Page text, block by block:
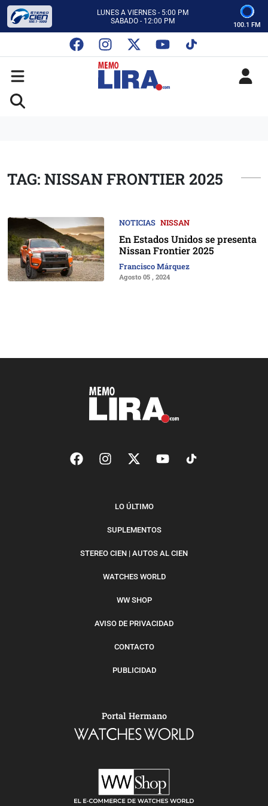
LUNES A VIERNES - 5:00 PM
SABADO - 12:00 PM
CON MEMO LIRA Y SU EQUIPO
LUNES A VIERNES - 5:00 PM
SABADO - 12:00 PM
100.1 FM
TAG: NISSAN FRONTIER 2025
NOTICIAS NISSAN
En Estados Unidos se presenta
Nissan Frontier 2025
Francisco Márquez
Agosto 05 , 2024
LO ÚLTIMO
SUPLEMENTOS
STEREO CIEN | AUTOS AL CIEN
WATCHES WORLD
WW SHOP
AVISO DE PRIVACIDAD
CONTACTO
PUBLICIDAD
Portal Hermano